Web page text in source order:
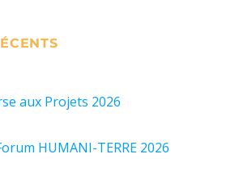
aux Projets 2026
HUMANI-TERRE 2026